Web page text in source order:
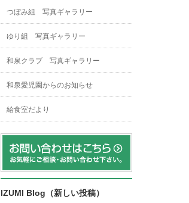
つぼみ組 写真ギャラリー
ゆり組 写真ギャラリー
和泉クラブ 写真ギャラリー
和泉愛児園からのお知らせ
給食室だより
IZUMI Blog（新しい投稿）